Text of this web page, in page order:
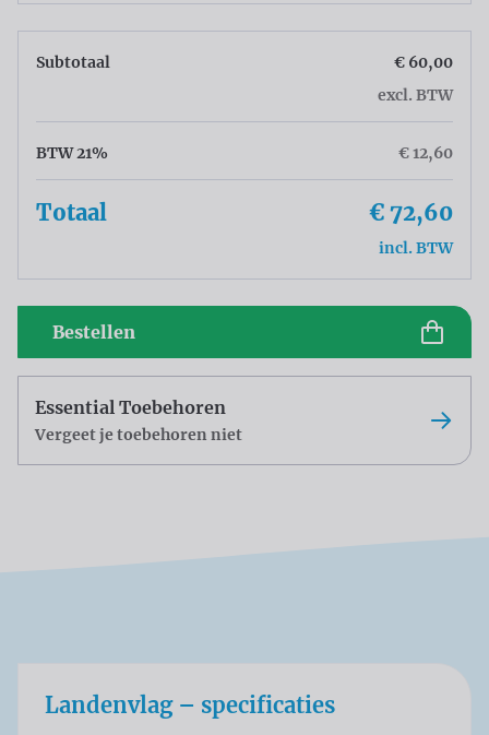
Subtotaal
€ 60,00
excl. BTW
BTW 21% € 12,60
Totaal € 72,60
incl. BTW
Bestellen
Essential Toebehoren
Vergeet je toebehoren niet
Landenvlag – specificaties